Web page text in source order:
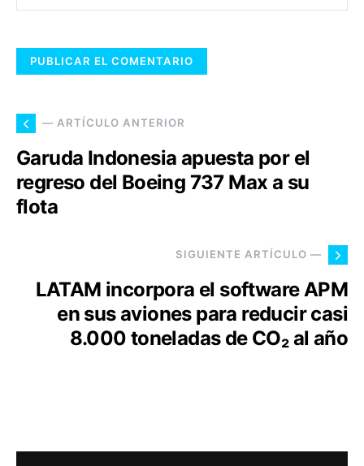
— ARTÍCULO ANTERIOR
Garuda Indonesia apuesta por el
regreso del Boeing 737 Max a su
flota
SIGUIENTE ARTÍCULO —
LATAM incorpora el software APM
en sus aviones para reducir casi
8.000 toneladas de CO₂ al año